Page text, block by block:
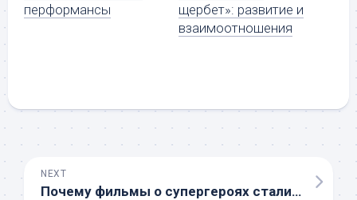
перформансы
щербет»: развитие и
взаимоотношения
NEXT
Почему фильмы о супергероях стали так популярны?